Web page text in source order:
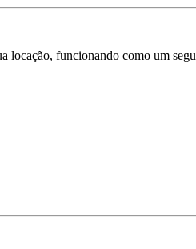
locação, funcionando como um